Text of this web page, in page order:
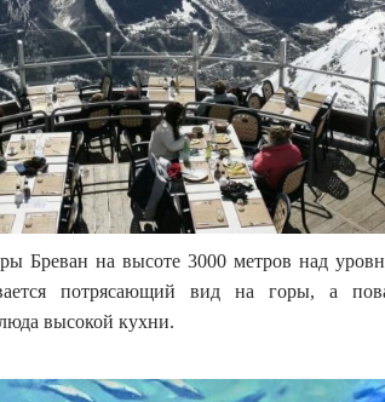
Бреван на высоте 3000 метров над
потрясающий вид на горы, а
высокой кухни.